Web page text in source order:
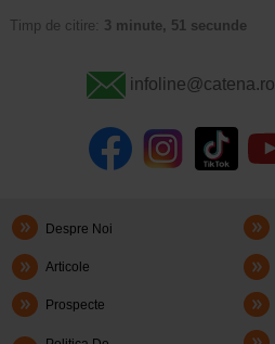
Timp de citire: 3 minute, 51 secunde
infoline@catena.ro
Despre Noi
Articole
Prospecte